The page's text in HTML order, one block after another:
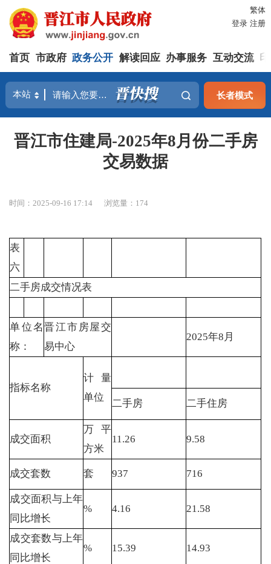
繁体
登录 注册
首页 市政府 政务公开 解读回应 办事服务 互动交流
长者模式
晋江市住建局-2025年8月份二手房
交易数据
时间：2025-09-16 17:14 浏览量： 174
表
六
二手房成交情况表
单位名
称：
晋江市房屋交
易中心
2025年8月
指标名称
计量
单位
二手房 二手住房
成交面积
万平
方米
11.26 9.58
成交套数 套 937 716
成交面积与上年
同比增长
% 4.16 21.58
成交套数与上年
同比增长
% 15.39 14.93